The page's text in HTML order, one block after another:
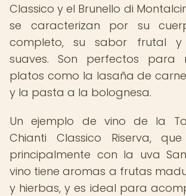
Classico y el Brunello di
se caracterizan por su
completo, su sabor frutal y
suaves. Son perfectos para
platos como la lasaña de
y la pasta a la bolognesa.
Un ejemplo de vino de la
Chianti Classico Riserva,
principalmente con la uva
vino tiene aromas a frutas
y hierbas, y es ideal para